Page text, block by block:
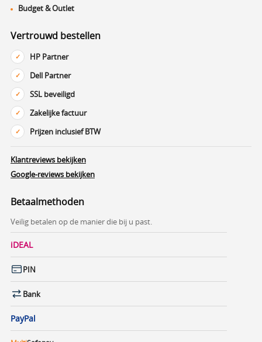
Budget & Outlet
Vertrouwd bestellen
HP Partner
Dell Partner
SSL beveiligd
Zakelijke factuur
Prijzen inclusief BTW
Klantreviews bekijken
Google-reviews bekijken
Betaalmethoden
Veilig betalen op de manier die bij u past.
iDEAL
PIN
Bank
PayPal